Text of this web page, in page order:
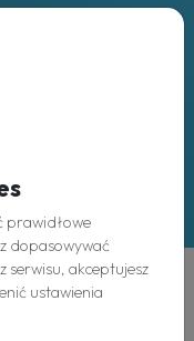
prawidłowe
dopasowywać
serwisu, akceptujesz
ustawienia